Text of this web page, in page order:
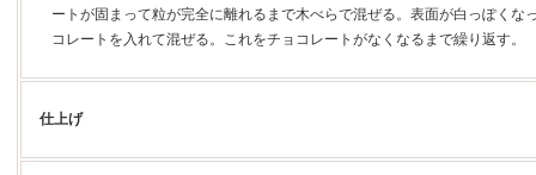
ートが固まって粒が完全に離れるまで木べらで混ぜる。表面が白っぽくな
コレートを入れて混ぜる。これをチョコレートがなくなるまで繰り返す。
仕上げ